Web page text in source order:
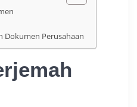
Dokumen Perusahaan